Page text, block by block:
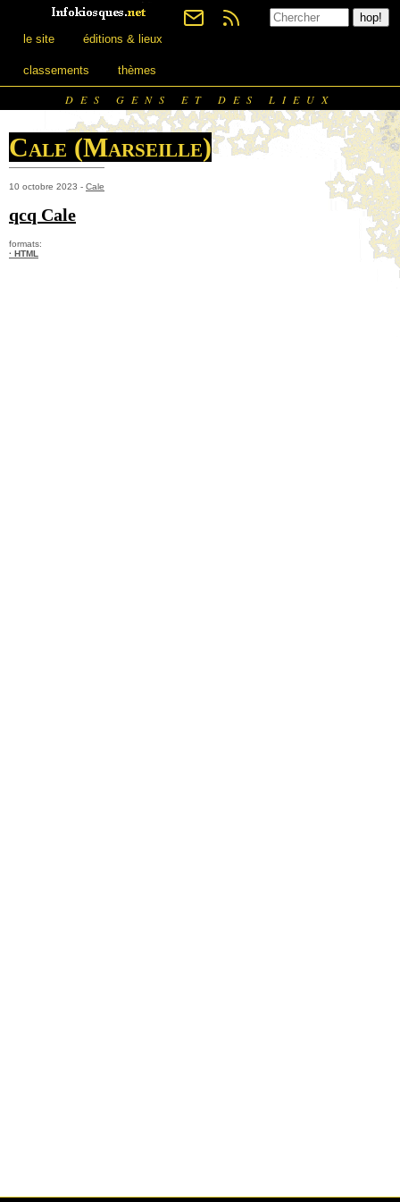
le site éditions & lieux
classements thèmes
DES GENS ET DES LIEUX
Cale (Marseille)
10 octobre 2023 - Cale
qcq Cale
formats:
· HTML